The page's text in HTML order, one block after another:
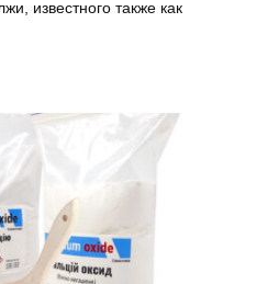
известного также как